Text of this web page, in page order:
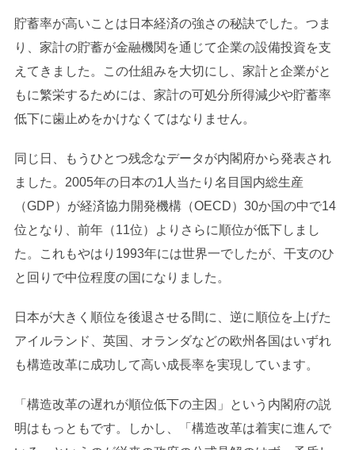
貯蓄率が高いことは日本経済の強さの秘訣でした。つま
り、家計の貯蓄が金融機関を通じて企業の設備投資を支
えてきました。この仕組みを大切にし、家計と企業がと
もに繁栄するためには、家計の可処分所得減少や貯蓄率
低下に歯止めをかけなくてはなりません。
同じ日、もうひとつ残念なデータが内閣府から発表され
ました。2005年の日本の1人当たり名目国内総生産
（GDP）が経済協力開発機構（OECD）30か国の中で14
位となり、前年（11位）よりさらに順位が低下しまし
た。これもやはり1993年には世界一でしたが、干支のひ
と回りで中位程度の国になりました。
日本が大きく順位を後退させる間に、逆に順位を上げた
アイルランド、英国、オランダなどの欧州各国はいずれ
も構造改革に成功して高い成長率を実現しています。
「構造改革の遅れが順位低下の主因」という内閣府の説
明はもっともです。しかし、「構造改革は着実に進んで